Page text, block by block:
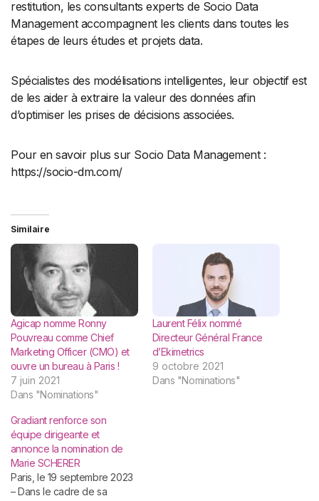
restitution, les consultants experts de Socio Data
Management accompagnent les clients dans toutes les
étapes de leurs études et projets data.
Spécialistes des modélisations intelligentes, leur objectif est
de les aider à extraire la valeur des données afin
d’optimiser les prises de décisions associées.
Pour en savoir plus sur Socio Data Management :
https://socio-dm.com/
Similaire
Agicap nomme Ronny
Pouvreau comme Chief
Marketing Officer (CMO) et
ouvre un bureau à Paris !
7 juin 2021
Dans "Nominations"
Laurent Félix nommé
Directeur Général France
d’Ekimetrics
9 octobre 2021
Dans "Nominations"
Gradiant renforce son
équipe dirigeante et
annonce la nomination de
Marie SCHERER
Paris, le 19 septembre 2023
– Dans le cadre de sa